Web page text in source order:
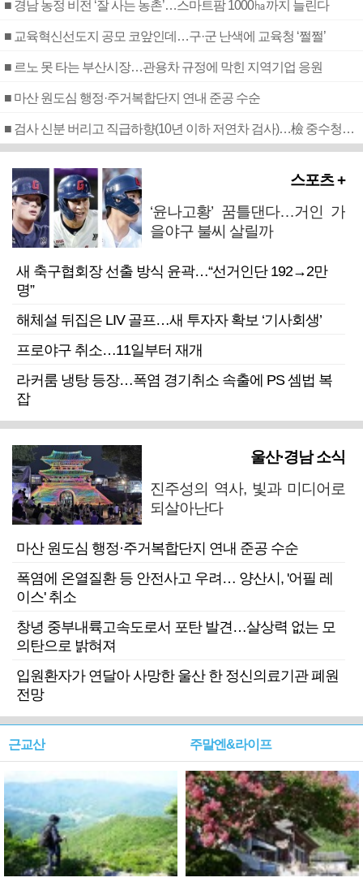
■ 경남 농정 비전 ‘잘 사는 농촌’…스마트팜 1000㏊까지 늘린다
■ 교육혁신선도지 공모 코앞인데…구·군 난색에 교육청 ‘쩔쩔’
■ 르노 못 타는 부산시장…관용차 규정에 막힌 지역기업 응원
■ 마산 원도심 행정·주거복합단지 연내 준공 수순
■ 검사 신분 버리고 직급하향(10년 이하 저연차 검사)…檢 중수청행 기피
스포츠 +
‘윤나고황’ 꿈틀댄다…거인 가
을야구 불씨 살릴까
새 축구협회장 선출 방식 윤곽…“선거인단 192→2만
명”
해체설 뒤집은 LIV 골프…새 투자자 확보 ‘기사회생’
프로야구 취소…11일부터 재개
라커룸 냉탕 등장…폭염 경기취소 속출에 PS 셈법 복
잡
울산·경남 소식
진주성의 역사, 빛과 미디어로
되살아난다
마산 원도심 행정·주거복합단지 연내 준공 수순
폭염에 온열질환 등 안전사고 우려… 양산시, '어필 레
이스' 취소
창녕 중부내륙고속도로서 포탄 발견…살상력 없는 모
의탄으로 밝혀져
입원환자가 연달아 사망한 울산 한 정신의료기관 폐원
전망
근교산 주말엔&라이프